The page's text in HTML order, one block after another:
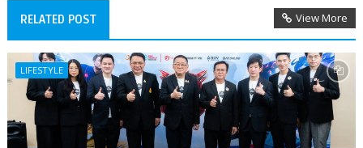
RELATED POST View More
LIFESTYLE